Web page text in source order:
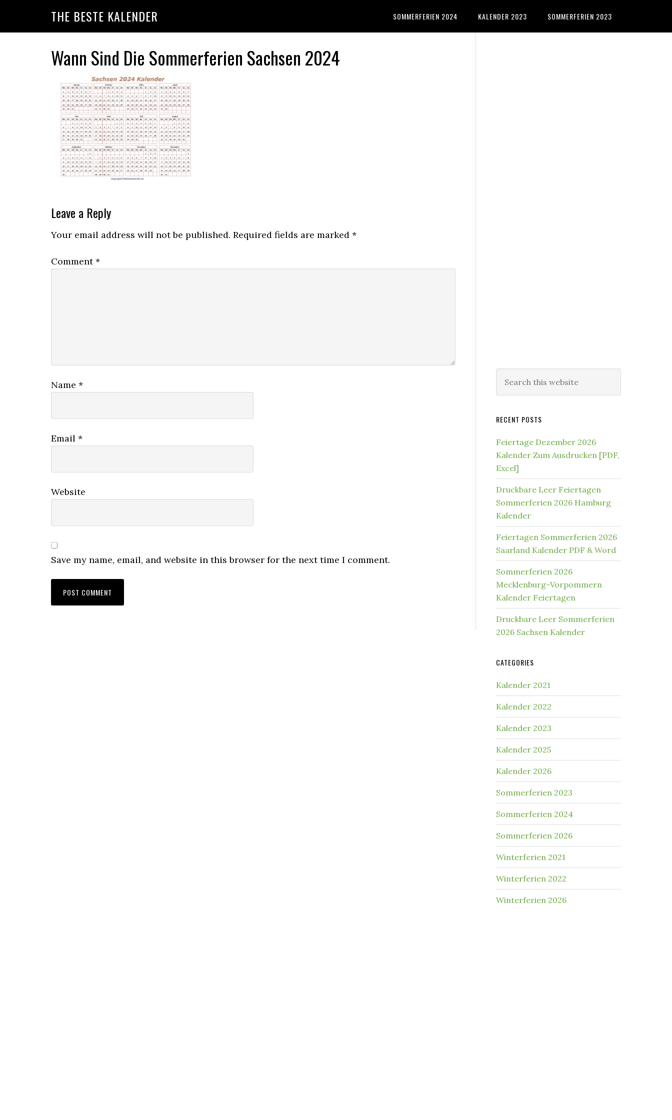
THE BESTE KALENDER SOMMERFERIEN 2024 KALENDER 2023 SOMMERFERIEN 2023
Wann Sind Die Sommerferien Sachsen 2024
Reader
Interactions
Leave a Reply
Your email address will not be published. Required fields are marked *
Comment*
Name *
Email *
Website
Save my name, email, and website in this browser for the next time I comment.
this
RECENT POSTS
Feiertage Dezember 2026
Kalender Zum Ausdrucken [PDF,
Excel]
Druckbare Leer Feiertagen
Sommerferien 2026 Hamburg
Kalender
Feiertagen Sommerferien 2026
Saarland Kalender PDF & Word
Sommerferien 2026
Mecklenburg-Vorpommern
Kalender Feiertagen
Druckbare Leer Sommerferien
2026 Sachsen Kalender
CATEGORIES
Kalender 2021
Kalender 2022
Kalender 2023
Kalender 2025
Kalender 2026
Sommerferien 2023
Sommerferien 2024
Sommerferien 2026
Winterferien 2021
Winterferien 2022
Winterferien 2026